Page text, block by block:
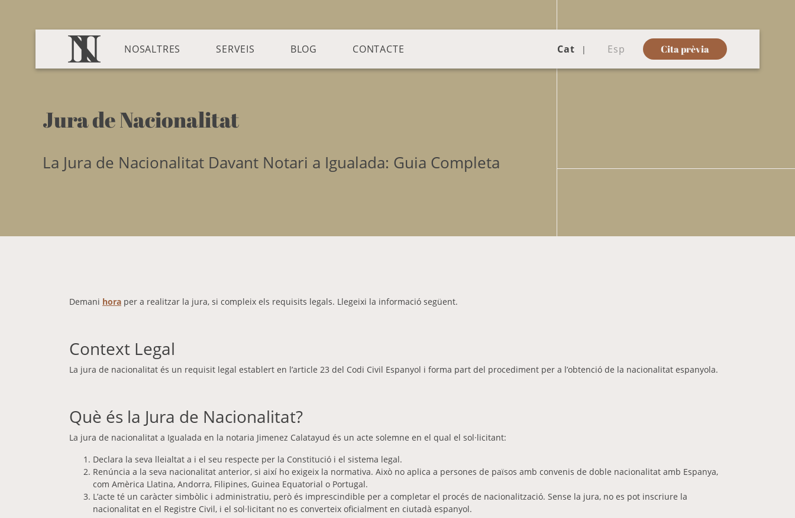
NOSALTRES SERVEIS BLOG CONTACTE Cat Esp Cita prèvia
Jura de Nacionalitat
La Jura de Nacionalitat Davant Notari a Igualada: Guia Completa
Demani hora per a realitzar la jura, si compleix els requisits legals. Llegeixi la informació següent.
Context Legal
La jura de nacionalitat és un requisit legal establert en l’article 23 del Codi Civil Espanyol i forma part del procediment per a l’obtenció de la nacionalitat espanyola.
Què és la Jura de Nacionalitat?
La jura de nacionalitat a Igualada en la notaria Jimenez Calatayud és un acte solemne en el qual el sol·licitant:
Declara la seva lleialtat a i el seu respecte per la Constitució i el sistema legal.
Renúncia a la seva nacionalitat anterior, si així ho exigeix la normativa. Això no aplica a persones de països amb convenis de doble nacionalitat amb Espanya,
com Amèrica Llatina, Andorra, Filipines, Guinea Equatorial o Portugal.
L’acte té un caràcter simbòlic i administratiu, però és imprescindible per a completar el procés de nacionalització. Sense la jura, no es pot inscriure la
nacionalitat en el Registre Civil, i el sol·licitant no es converteix oficialment en ciutadà espanyol.